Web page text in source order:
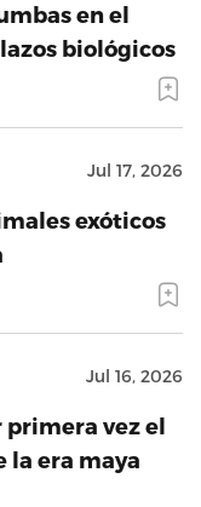
en el
biológicos
Jul 17, 2026
exóticos
Jul 16, 2026
vez el
la era maya